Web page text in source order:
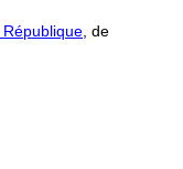
République , de